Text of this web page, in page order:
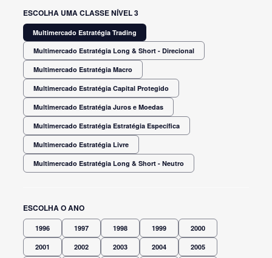
ESCOLHA UMA CLASSE NÍVEL 3
Multimercado Estratégia Trading
Multimercado Estratégia Long & Short - Direcional
Multimercado Estratégia Macro
Multimercado Estratégia Capital Protegido
Multimercado Estratégia Juros e Moedas
Multimercado Estratégia Estratégia Específica
Multimercado Estratégia Livre
Multimercado Estratégia Long & Short - Neutro
ESCOLHA O ANO
1996 1997 1998 1999 2000
2001 2002 2003 2004 2005